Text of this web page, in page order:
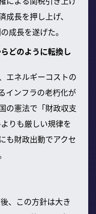
長を押し上げ、
成長を遂げた。
どのように転換し
エネルギーコストの
インフラの老朽化が
の憲法で「財政収支
りも厳しい規律を
も財政出動でアクセ
、この方針は大き